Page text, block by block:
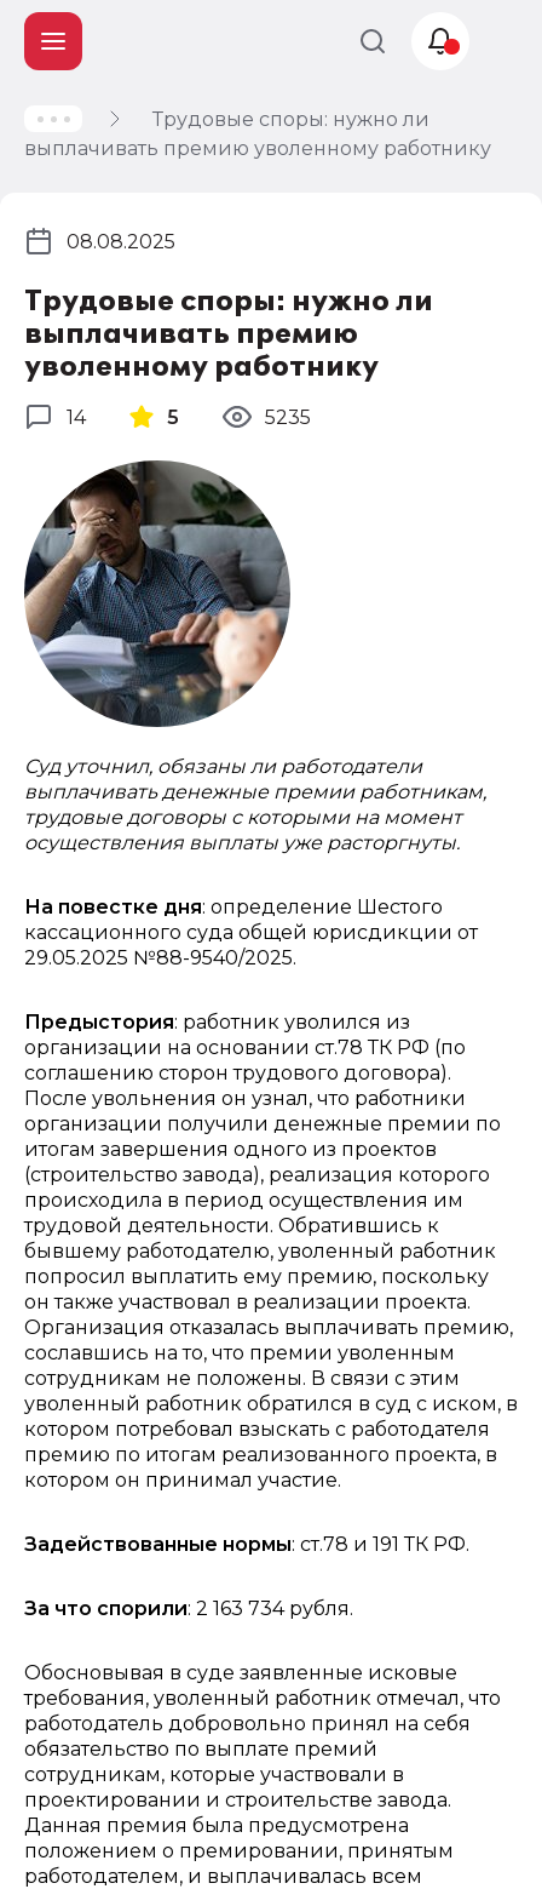
Трудовые споры: нужно ли
выплачивать премию уволенному работнику
Трудовые споры: нужно ли
выплачивать премию
уволенному работнику
08.08.2025
14 5 5235
Суд уточнил, обязаны ли работодатели
выплачивать денежные премии работникам,
трудовые договоры с которыми на момент
осуществления выплаты уже расторгнуты.
На повестке дня: определение Шестого
кассационного суда общей юрисдикции от
29.05.2025 №88-9540/2025.
Предыстория: работник уволился из
организации на основании ст.78 ТК РФ (по
соглашению сторон трудового договора).
После увольнения он узнал, что работники
организации получили денежные премии по
итогам завершения одного из проектов
(строительство завода), реализация которого
происходила в период осуществления им
трудовой деятельности. Обратившись к
бывшему работодателю, уволенный работник
попросил выплатить ему премию, поскольку
он также участвовал в реализации проекта.
Организация отказалась выплачивать премию,
сославшись на то, что премии уволенным
сотрудникам не положены. В связи с этим
уволенный работник обратился в суд с иском, в
котором потребовал взыскать с работодателя
премию по итогам реализованного проекта, в
котором он принимал участие.
Задействованные нормы: ст.78 и 191 ТК РФ.
За что спорили: 2 163 734 рубля.
Обосновывая в суде заявленные исковые
требования, уволенный работник отмечал, что
работодатель добровольно принял на себя
обязательство по выплате премий
сотрудникам, которые участвовали в
проектировании и строительстве завода.
Данная премия была предусмотрена
положением о премировании, принятым
работодателем, и выплачивалась всем
Учет и
налогообложение